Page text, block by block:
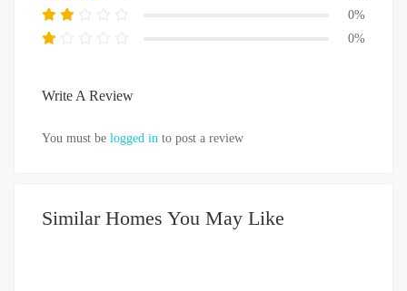
0%
0%
Write A Review
You must be logged in to post a review
Similar Homes You May Like